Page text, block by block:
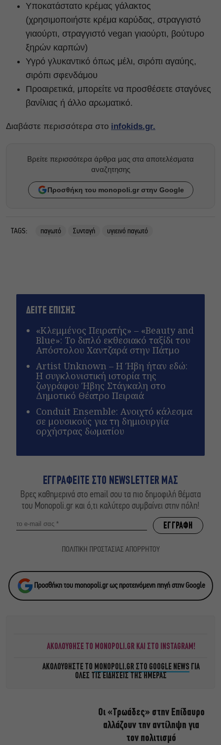
Υποκατάστατο κρέμας γάλακτος
(χρησιμοποιήστε κρέμα καρύδας, στραγγιστό
γιαούρτι, στραγγιστό vegan γιαούρτι, βούτυρο
ξηρών καρπών)
Υγρό γλυκαντικό όπως μέλι, σιρόπι αγαύης,
σιρόπι σφενδάμου
Προαιρετικά, μπορείτε να προσθέσετε σταγόνες
βανίλιας ή άλλο αρωματικό.
Διαβάστε περισσότερα στο infokids.gr.
Βρείτε περισσότερα άρθρα μας στα αποτελέσματα
αναζητησης
Προσθήκη του monopoli.gr στην Google
TAGS: παγωτό Συνταγή υγιεινό παγωτό
ΔΕΙΤΕ ΕΠΙΣΗΣ
«Κλεμμένος Πειρατής» – «Beauty and
Blue»: Το διπλό εκθεσιακό ταξίδι του
Απόστολου Χαντζαρά στην Πάτμο
Artist Unknown – Η Ήβη ήταν εδώ:
Η συγκλονιστική ιστορία της
ζωγράφου Ήβης Στάγκαλη στο
Δημοτικό Θέατρο Πειραιά
Conduit Ensemble: Ανοιχτό κάλεσμα
σε μουσικούς για τη δημιουργία
ορχήστρας δωματίου
ΕΓΓΡΑΦΕΙΤΕ ΣΤΟ NEWSLETTER ΜΑΣ
Βρες καθημερινά στο email σου τα πιο δημοφιλή θέματα
του Monopoli.gr και ό,τι καλύτερο συμβαίνει στην πόλη!
ΠΟΛΙΤΙΚΗ ΠΡΟΣΤΑΣΙΑΣ ΑΠΟΡΡΗΤΟΥ
Προσθήκη του monopoli.gr ως προτεινόμενη πηγή στην Google
ΑΚΟΛΟΥΘΗΣΕ ΤΟ MONOPOLI.GR ΚΑΙ ΣΤΟ INSTAGRAM!
ΑΚΟΛΟΥΘΗΣΤΕ ΤΟ MONOPOLI.GR ΣΤΟ GOOGLE NEWS ΓΙΑ
ΟΛΕΣ ΤΙΣ ΕΙΔΗΣΕΙΣ ΤΗΣ ΗΜΕΡΑΣ
Οι «Τρωάδες» στην Επίδαυρο
αλλάζουν την αντίληψη για
τον πολιτισμό